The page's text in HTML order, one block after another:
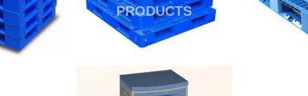
PRODUCTS
首页 - 产品